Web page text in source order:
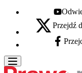
Youtube -
X - otwiera się w
Przejdź
Facebook